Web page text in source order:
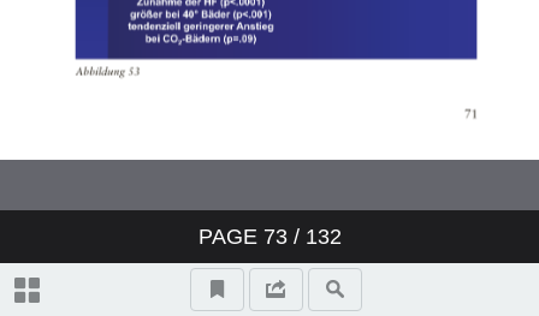
PAGE 73/ 132